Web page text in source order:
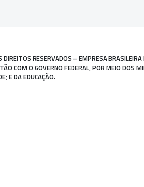
RESERVADOS – EMPRESA
COM O GOVERNO FEDERAL, POR MEIO DOS
E DA EDUCAÇÃO.